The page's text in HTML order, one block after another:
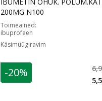
200MG N100
Toimeained:
ibuprofeen
Käsimüügiravim
-20%